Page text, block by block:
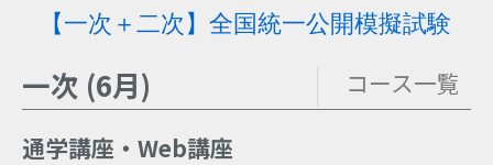
【一次＋二次】全国統一公開模擬試験
一次 (6月)
コース一覧
通学講座・Web講座